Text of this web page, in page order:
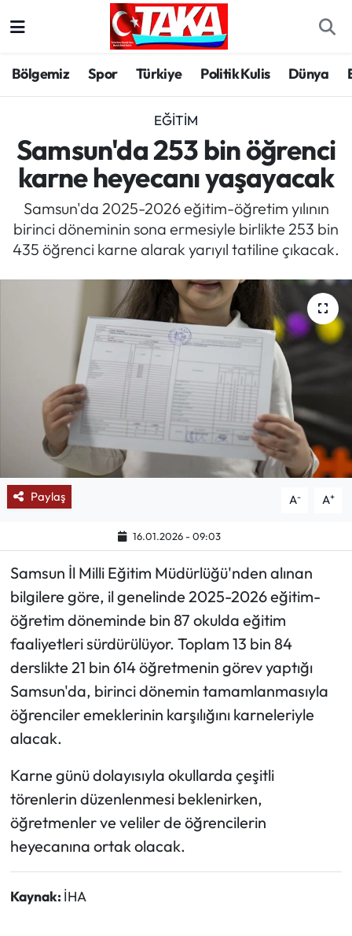
Bölgemiz Spor Türkiye Politik Kulis Dünya
EĞITIM
Samsun'da 253 bin öğrenci
karne heyecanı yaşayacak
Samsun'da 2025-2026 eğitim-öğretim yılının
birinci döneminin sona ermesiyle birlikte 253 bin
435 öğrenci karne alarak yarıyıl tatiline çıkacak.
Paylaş A- A+
16.01.2026 - 09:03
Samsun İl Milli Eğitim Müdürlüğü'nden alınan
bilgilere göre, il genelinde 2025-2026 eğitim-
öğretim döneminde bin 87 okulda eğitim
faaliyetleri sürdürülüyor. Toplam 13 bin 84
derslikte 21 bin 614 öğretmenin görev yaptığı
Samsun'da, birinci dönemin tamamlanmasıyla
öğrenciler emeklerinin karşılığını karneleriyle
alacak.
Karne günü dolayısıyla okullarda çeşitli
törenlerin düzenlenmesi beklenirken,
öğretmenler ve veliler de öğrencilerin
heyecanına ortak olacak.
Kaynak: İHA
Spor
Kültür/Sanat
Politika
Politik Kulis
Magazin
Mektup Galeri
Röportaj
Manşet
Köşe Yazıları
Karikatür Galeri
BIK
ASTROLOJİ
Spor Yazıları
Mektup Galeri
Ekonomi
Sağlık
Turizm
Trabzon Hava Durumu
Trabzon Trafik Yoğunluk Haritası
Süper Lig Puan Durumu ve Fikstür
Tüm Manşetler
Son Dakika Haberleri